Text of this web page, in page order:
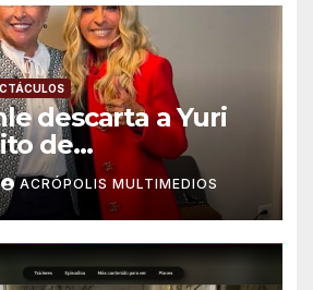
descarta a Yuri
de
pero analiza
con estatua
ACRÓPOLIS MULTIMEDIOS